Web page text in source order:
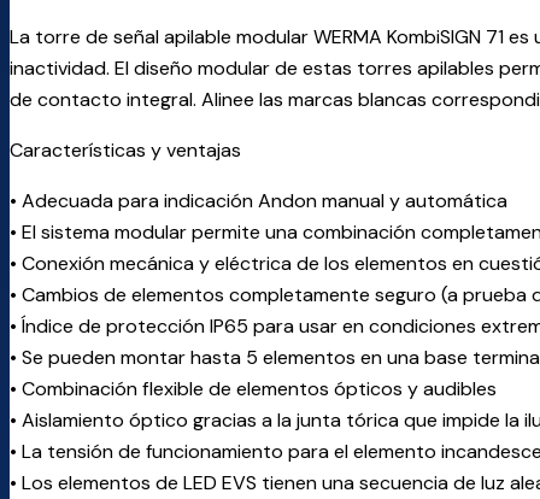
La torre de señal apilable modular WERMA KombiSIGN 71
inactividad. El diseño modular de estas torres apilables
de contacto integral. Alinee las marcas blancas
Características y ventajas
• Adecuada para indicación Andon manual y automática
• El sistema modular permite una combinación
• Conexión mecánica y eléctrica de los elementos en
• Cambios de elementos completamente seguro (a
• Índice de protección IP65 para usar en condiciones
• Se pueden montar hasta 5 elementos en una base
• Combinación flexible de elementos ópticos y audibles
• Aislamiento óptico gracias a la junta tórica que impide la
• La tensión de funcionamiento para el elemento
• Los elementos de LED EVS tienen una secuencia de luz